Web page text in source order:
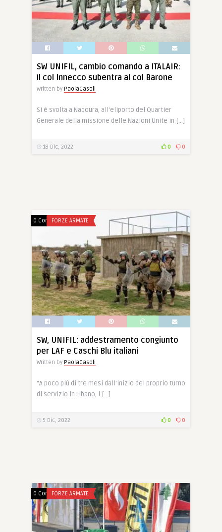
SW UNIFIL, cambio comando a ITALAIR:
il col Innecco subentra al col Barone
Written by PaolaCasoli
Si è svolta a Naqoura, all’eliporto del Quartier
Generale della missione delle Nazioni Unite in […]
18 Dic, 2022 0 0
0 CommentsFORZE ARMATE
SW, UNIFIL: addestramento congiunto
per LAF e Caschi Blu italiani
Written by PaolaCasoli
“A poco più di tre mesi dall’inizio del proprio turno
di servizio in Libano, i […]
5 Dic, 2022 0 0
0 CommentsFORZE ARMATE